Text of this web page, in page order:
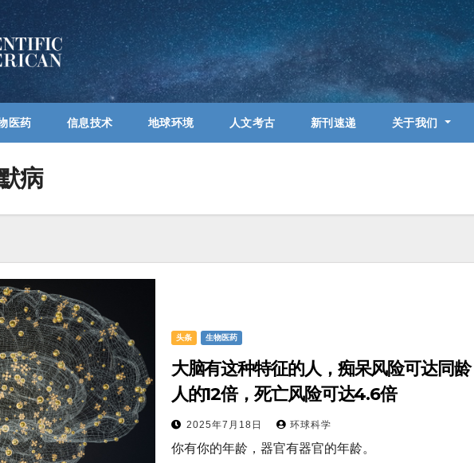
医药 信息技术 地球环境 人文考古 新刊速递 关于我们
病
头条 生物医药
大脑有这种特征的人，痴呆风险可达同龄
人的12倍，死亡风险可达4.6倍
2025年7月18日 环球科学
你有你的年龄，器官有器官的年龄。